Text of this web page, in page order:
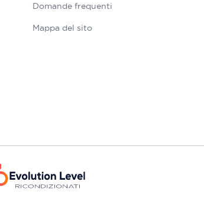
Domande frequenti
Mappa del sito